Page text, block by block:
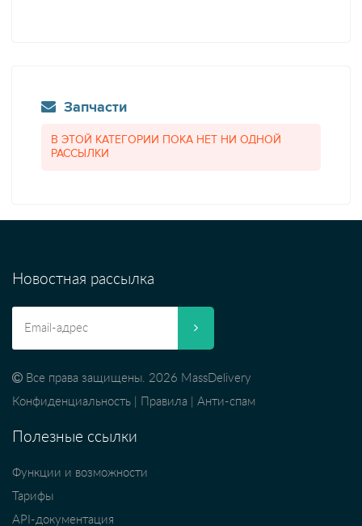
Запчасти
В ЭТОЙ КАТЕГОРИИ ПОКА НЕТ НИ ОДНОЙ
РАССЫЛКИ
Новостная рассылка
Все права защищены. 2026 MassDelivery
Конфиденциальность
Правила Анти-спам
Полезные ссылки
Функции и возможности
Тарифы
API-документация